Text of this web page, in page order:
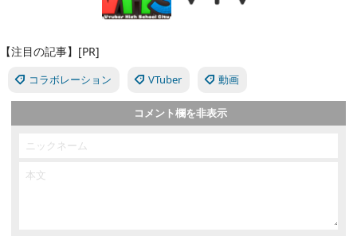
【注目の記事】[PR]
コラボレーション VTuber 動画
コメント欄を非表示